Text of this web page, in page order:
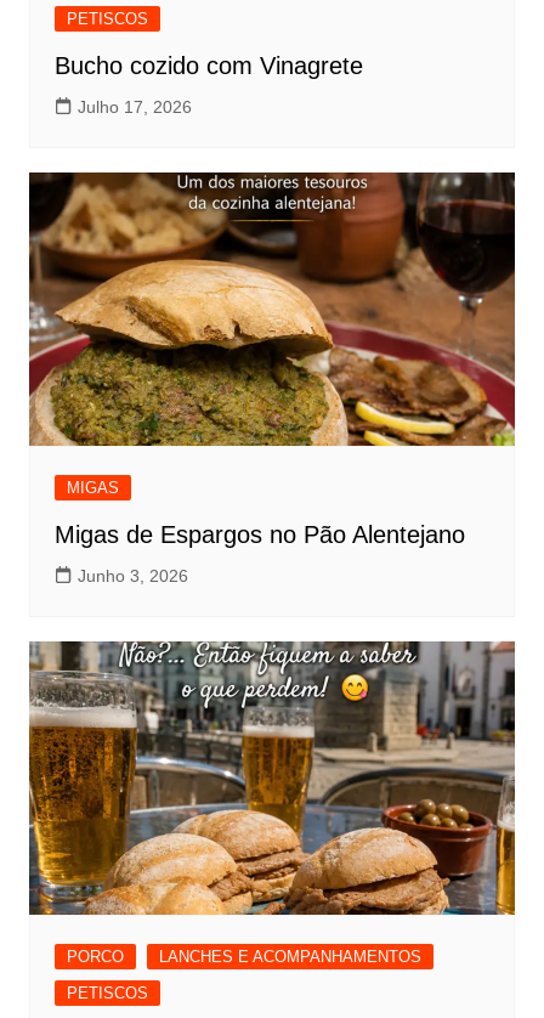
PETISCOS
Bucho cozido com Vinagrete
Julho 17, 2026
MIGAS
Migas de Espargos no Pão Alentejano
Junho 3, 2026
PORCO
LANCHES E ACOMPANHAMENTOS
PETISCOS